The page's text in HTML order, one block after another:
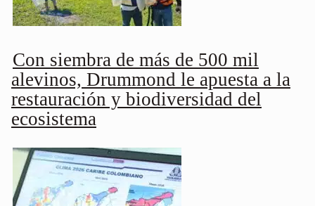
Con siembra de más de 500 mil
alevinos, Drummond le apuesta a la
restauración y biodiversidad del
ecosistema